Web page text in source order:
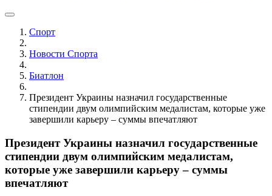
Спорт
Новости Cпорта
Биатлон
Президент Украины назначил государственные
стипендии двум олимпийским медалистам, которые уже
завершили карьеру – суммы впечатляют
Президент Украины назначил государственные
стипендии двум олимпийским медалистам,
которые уже завершили карьеру – суммы
впечатляют